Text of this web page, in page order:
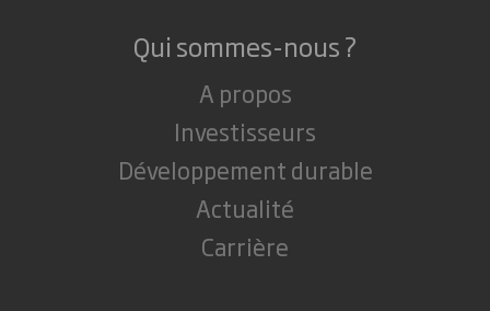
Qui sommes-nous ?
A propos
Investisseurs
Développement durable
Actualité
Carrière